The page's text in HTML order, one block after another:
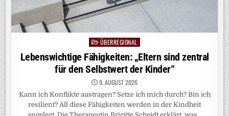
Posted
in
ÜBERREGIONAL
Lebenswichtige Fähigkeiten: „Eltern sind zentral
für den Selbstwert der Kinder“
9. AUGUST 2026
Kann ich Konflikte austragen? Setze ich mich durch? Bin ich
resilient? All diese Fähigkeiten werden in der Kindheit